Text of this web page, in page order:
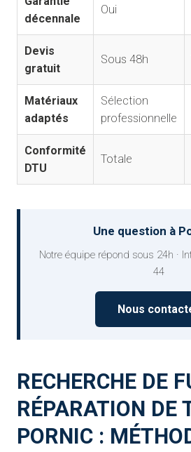
décennale
Oui
Devis
gratuit
Sous 48h
Matériaux
adaptés
Sélection
professionnelle
Conformité
DTU
Totale
Une question à
Notre équipe répond sous 24h ·
44
Nous
RECHERCHE DE
RÉPARATION DE
PORNIC :